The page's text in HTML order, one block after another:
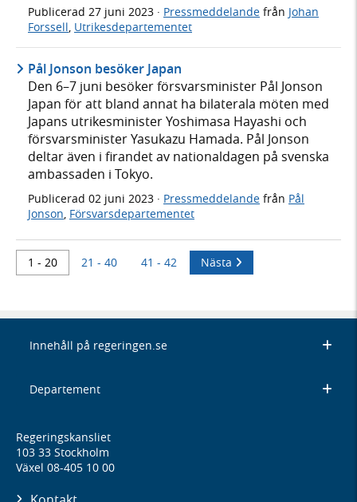
Publicerad 27 juni 2023 · Pressmeddelande från Johan
Forssell, Utrikesdepartementet
Pål Jonson besöker Japan
Den 6–7 juni besöker försvarsminister Pål Jonson
Japan för att bland annat ha bilaterala möten med
Japans utrikesminister Yoshimasa Hayashi och
försvarsminister Yasukazu Hamada. Pål Jonson
deltar även i firandet av nationaldagen på svenska
ambassaden i Tokyo.
Publicerad 02 juni 2023 · Pressmeddelande från Pål
Jonson, Försvarsdepartementet
1 - 20 21 - 40 41 - 42 Nästa
Innehåll på regeringen.se
Departement
Regeringskansliet
103 33 Stockholm
Växel 08-405 10 00